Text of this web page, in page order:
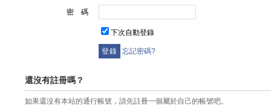
密 碼
下次自動登錄
忘記密碼?
還沒有註冊嗎？
如果還沒有本站的通行帳號，請先註冊一個屬於自己的帳號吧。